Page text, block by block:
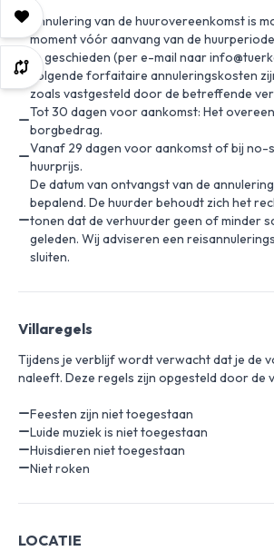
Annulering van de huurovereenkomst is
moment vóór aanvang van de
te geschieden (per e-mail naar
volgende forfaitaire annuleringskosten
zoals vastgesteld door de betreffende
Tot 30 dagen voor aankomst: Het
borgbedrag.
Vanaf 29 dagen voor aankomst of bij no-
huurprijs.
De datum van ontvangst van de
bepalend. De huurder behoudt zich het
tonen dat de verhuurder geen of minder
geleden. Wij adviseren een
sluiten.
Villaregels
Tijdens je verblijf wordt verwacht dat je de
naleeft. Deze regels zijn opgesteld door de
Feesten zijn niet toegestaan
Luide muziek is niet toegestaan
Huisdieren niet toegestaan
Niet roken
LOCATIE